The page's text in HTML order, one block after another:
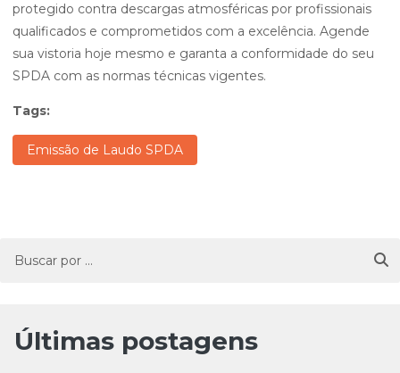
protegido contra descargas atmosféricas por profissionais
qualificados e comprometidos com a excelência. Agende
sua vistoria hoje mesmo e garanta a conformidade do seu
SPDA com as normas técnicas vigentes.
Tags:
Emissão de Laudo SPDA
Últimas postagens